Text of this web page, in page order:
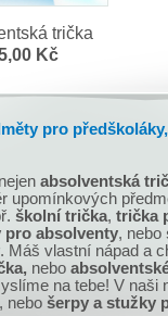
trička
Kč
pro
absolventská
upomínkových
školní trička, trička
pro absolventy, nebo
. Máš vlastní nápad a
nebo
na tebe! V naši
nebo šerpy a stužky